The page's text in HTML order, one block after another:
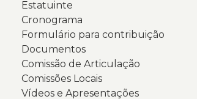
Estatuinte
Cronograma
Formulário para contribuição
Documentos
Comissão de Articulação
Comissões Locais
Vídeos e Apresentações